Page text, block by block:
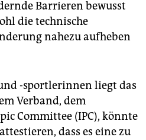
Barrieren bewusst
die technische
nahezu aufheben
-sportlerinnen liegt das
Verband, dem
Committee (IPC), könnte
dass es eine zu